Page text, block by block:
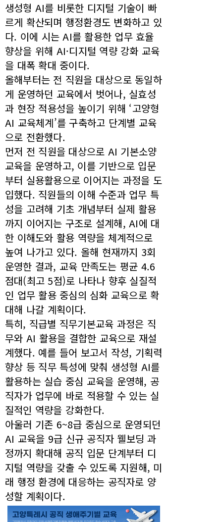
생성형 AI를 비롯한 디지털 기술이 빠
르게 확산되며 행정환경도 변화하고 있
다. 이에 시는 AI를 활용한 업무 효율
향상을 위해 AI·디지털 역량 강화 교육
을 대폭 확대 중이다.
올해부터는 전 직원을 대상으로 동일하
게 운영하던 교육에서 벗어나, 실효성
과 현장 적용성을 높이기 위해 ‘고양형
AI 교육체계’를 구축하고 단계별 교육
으로 전환했다.
먼저 전 직원을 대상으로 AI 기본소양
교육을 운영하고, 이를 기반으로 입문
부터 실용활용으로 이어지는 과정을 도
입했다. 직원들의 이해 수준과 업무 특
성을 고려해 기초 개념부터 실제 활용
까지 이어지는 구조로 설계해, AI에 대
한 이해도와 활용 역량을 체계적으로
높여 나가고 있다. 올해 현재까지 3회
운영한 결과, 교육 만족도는 평균 4.6
점대(최고 5점)로 나타나 향후 실질적
인 업무 활용 중심의 심화 교육으로 확
대해 나갈 계획이다.
특히, 직급별 직무기본교육 과정은 직
무와 AI 활용을 결합한 교육으로 재설
계했다. 예를 들어 보고서 작성, 기획력
향상 등 직무 특성에 맞춰 생성형 AI를
활용하는 실습 중심 교육을 운영해, 공
직자가 업무에 바로 적용할 수 있는 실
질적인 역량을 강화한다.
아울러 기존 6~8급 중심으로 운영되던
AI 교육을 9급 신규 공직자 웰보딩 과
정까지 확대해 공직 입문 단계부터 디
지털 역량을 갖출 수 있도록 지원해, 미
래 행정 환경에 대응하는 공직자로 양
성할 계획이다.